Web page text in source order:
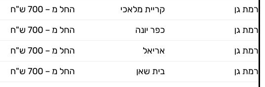
רמת גן
קריית מלאכי
החל מ – 700 ש"ח
רמת גן
כפר יונה
החל מ – 700 ש"ח
רמת גן
אריאל
החל מ – 700 ש"ח
רמת גן
בית שאן
החל מ – 700 ש"ח